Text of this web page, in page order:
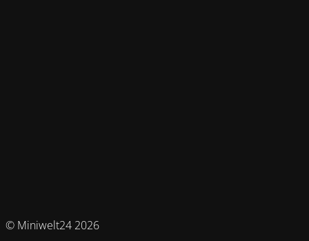
© Miniwelt24 2026